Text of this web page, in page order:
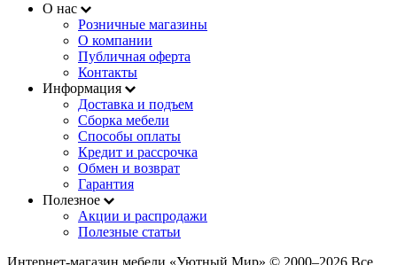
О нас
Розничные магазины
О компании
Публичная оферта
Контакты
Информация
Доставка и подъем
Сборка мебели
Способы оплаты
Кредит и рассрочка
Обмен и возврат
Гарантия
Полезное
Акции и распродажи
Полезные статьи